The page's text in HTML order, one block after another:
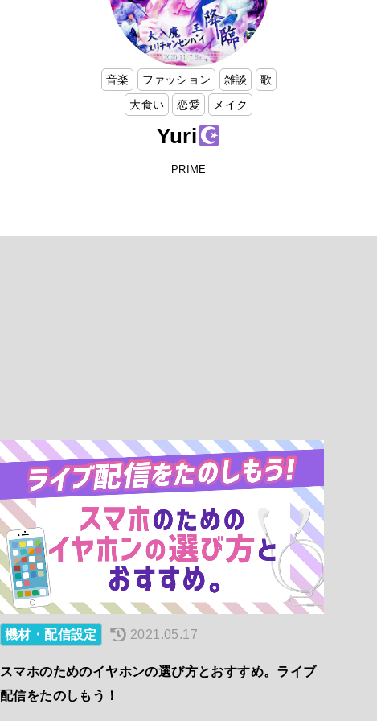
音楽 ファッション 雑談
歌
大食い
恋愛 メイク
Yuri
PRIME
機材・配信設定 2021.05.17
スマホのためのイヤホンの選び方とおすすめ。ライブ
配信をたのしもう！